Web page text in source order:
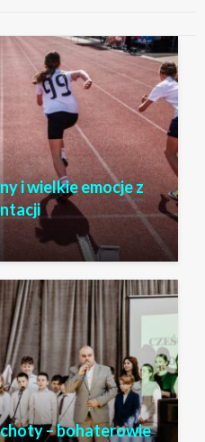
i wielkie emocje z
– bohaterowie